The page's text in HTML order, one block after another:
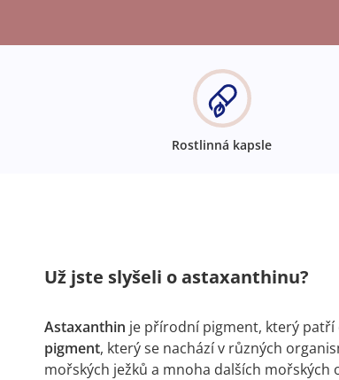
Rostlinná kapsle
Už jste slyšeli o astaxanthinu?
Astaxanthin je přírodní pigment, který patří
pigment, který se nachází v různých
mořských ježků a mnoha dalších mořských